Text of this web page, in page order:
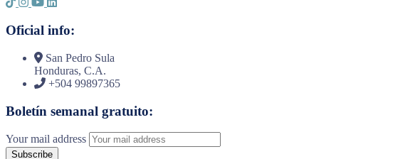
Oficial info:
San Pedro Sula
Honduras, C.A.
+504 99897365
Boletín semanal gratuito:
Your mail address